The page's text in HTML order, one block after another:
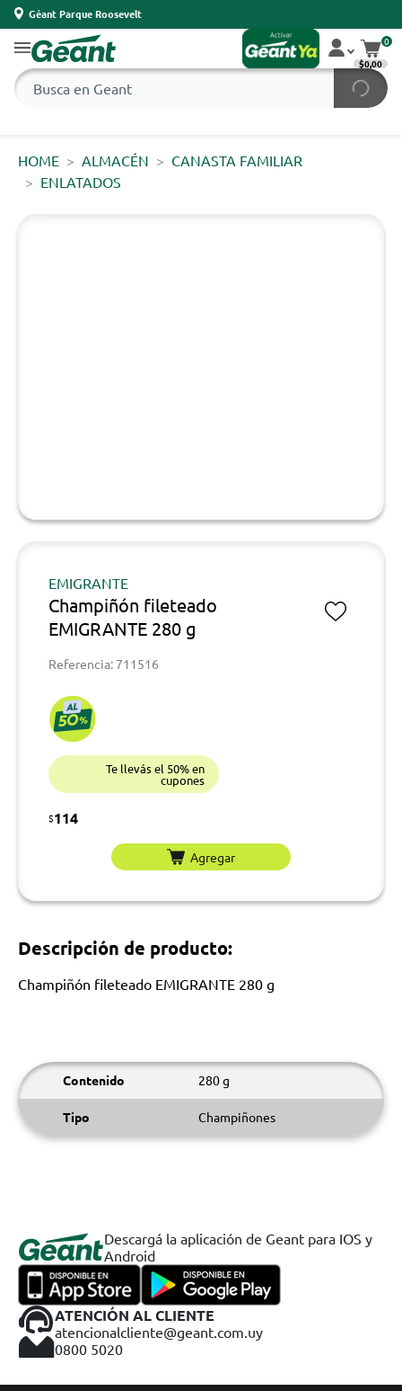
Géant Parque Roosevelt
0
$0,00
HOME ALMACÉN
CANASTA FAMILIAR
ENLATADOS
EMIGRANTE
Champiñón fileteado
EMIGRANTE 280 g
Referencia: 711516
Te llevás el 50% en
cupones
$114
Agregar
Descripción de producto:
Champiñón fileteado EMIGRANTE 280 g
Contenido 280 g
Tipo Champiñones
Descargá la aplicación de Geant para IOS y
Android
ATENCIÓN AL CLIENTE
atencionalcliente@geant.com.uy
0800 5020